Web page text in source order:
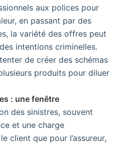
aux polices pour
en passant par des
la variété des offres peut
intentions criminelles.
de créer des schémas
produits pour diluer
: une fenêtre
des sinistres, souvent
et une charge
client que pour l’assureur,